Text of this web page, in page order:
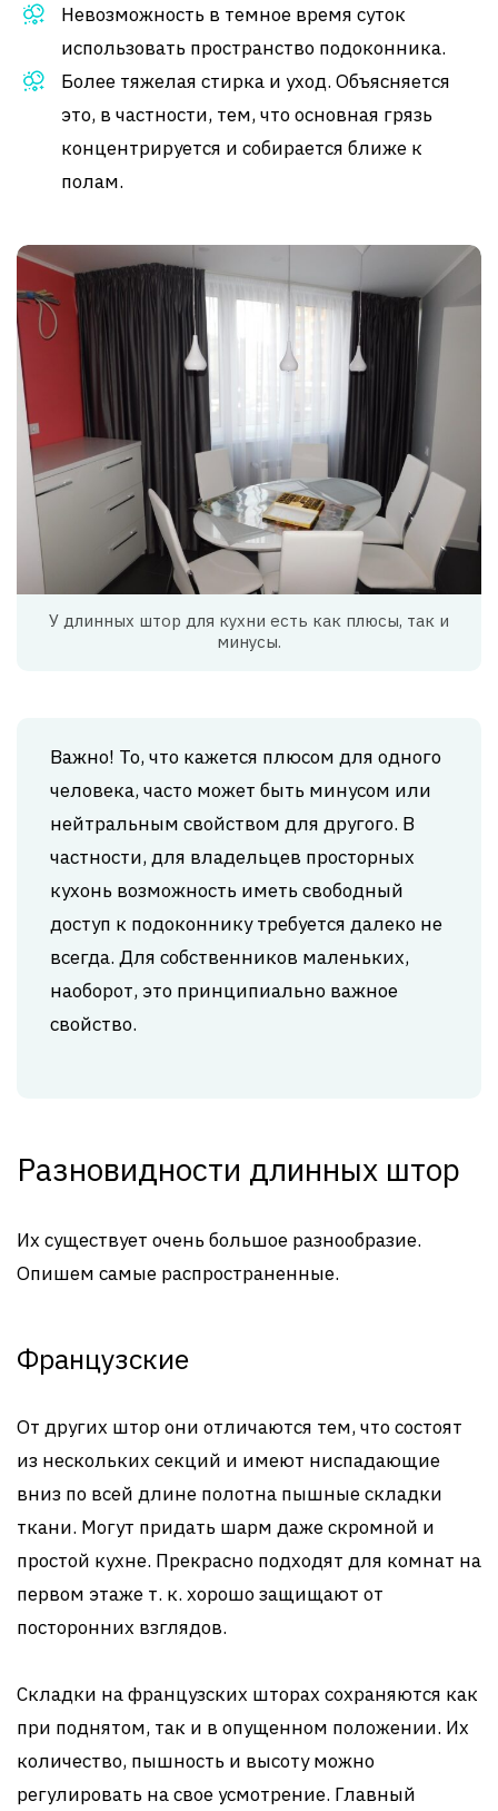
Невозможность в темное время суток
использовать пространство подоконника.
Более тяжелая стирка и уход. Объясняется
это, в частности, тем, что основная грязь
концентрируется и собирается ближе к
полам.
У длинных штор для кухни есть как плюсы, так и
минусы.
Важно! То, что кажется плюсом для одного
человека, часто может быть минусом или
нейтральным свойством для другого. В
частности, для владельцев просторных
кухонь возможность иметь свободный
доступ к подоконнику требуется далеко не
всегда. Для собственников маленьких,
наоборот, это принципиально важное
свойство.
Разновидности длинных штор
Их существует очень большое разнообразие.
Опишем самые распространенные.
Французские
От других штор они отличаются тем, что состоят
из нескольких секций и имеют ниспадающие
вниз по всей длине полотна пышные складки
ткани. Могут придать шарм даже скромной и
простой кухне. Прекрасно подходят для комнат на
первом этаже т. к. хорошо защищают от
посторонних взглядов.
Складки на французских шторах сохраняются как
при поднятом, так и в опущенном положении. Их
количество, пышность и высоту можно
регулировать на свое усмотрение. Главный